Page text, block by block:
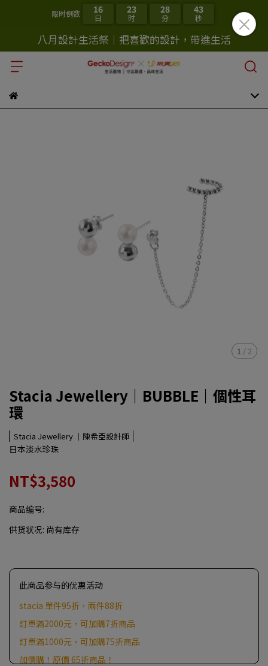
限时倒数 16
日
23
时
28
分
43
秒
八月設計生活祭｜把喜歡的設計，帶進生活
1 / 2
Stacia Jewellery｜BUBBLE｜個性耳
環
Stacia Jewellery ｜陳希亞設計師
日本淡水珍珠
NT$3,580
商品编号:
供货状况: 尚有库存
此商品参与的优惠活动
stacia 單件95折，兩件88折
訂單滿2000元，可加購7折商品
訂單滿1000元，可加購75折商品
加價購！原價 65折商品！